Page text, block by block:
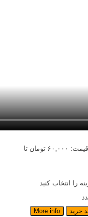
محدوده قیمت: ۶۰,۰۰۰ تومان تا
را انتخاب کنید
خرید More info